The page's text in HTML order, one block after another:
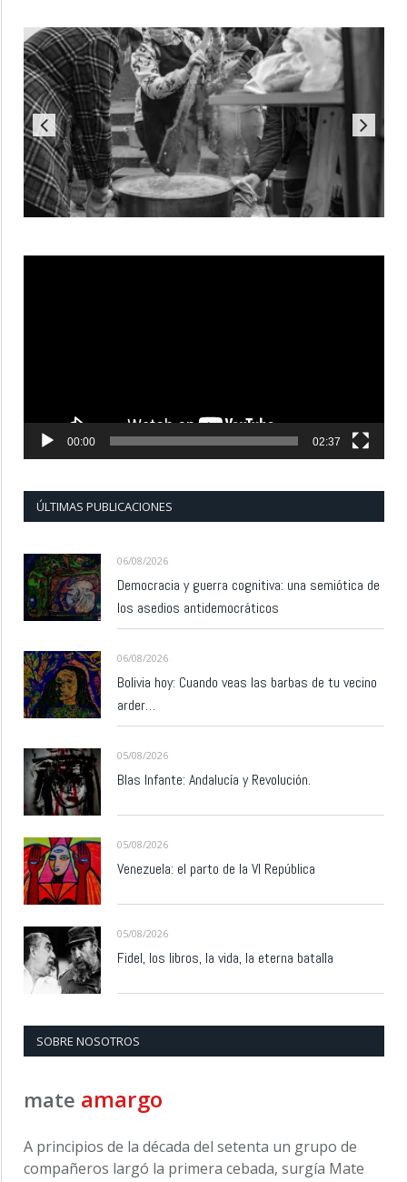
00:00 02:37
ÚLTIMAS PUBLICACIONES
06/08/2026
Democracia y guerra cognitiva: una semiótica de
los asedios antidemocráticos
06/08/2026
Bolivia hoy: Cuando veas las barbas de tu vecino
arder…
05/08/2026
Blas Infante: Andalucía y Revolución.
05/08/2026
Venezuela: el parto de la VI República
05/08/2026
Fidel, los libros, la vida, la eterna batalla
SOBRE NOSOTROS
mate amargo
A principios de la década del setenta un grupo de
compañeros largó la primera cebada, surgía Mate